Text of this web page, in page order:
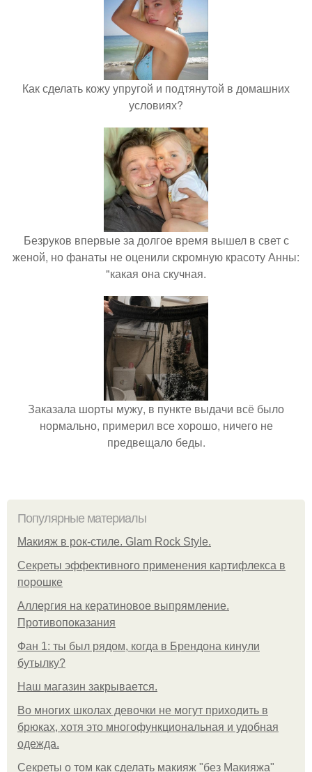
Как сделать кожу упругой и подтянутой в домашних
условиях?
Безруков впервые за долгое время вышел в свет с
женой, но фанаты не оценили скромную красоту Анны:
"какая она скучная.
Заказала шорты мужу, в пункте выдачи всё было
нормально, примерил все хорошо, ничего не
предвещало беды.
Популярные материалы
Макияж в рок-стиле. Glam Rock Style.
Секреты эффективного применения картифлекса в
порошке
Аллергия на кератиновое выпрямление.
Противопоказания
Фан 1: ты был рядом, когда в Брендона кинули
бутылку?
Нaш магaзин зaкрывaeтся.
Во многих школах девочки не могут приходить в
брюках, хотя это многофункциональная и удобная
одежда.
Секреты о том как сделать макияж "без Макияжа"